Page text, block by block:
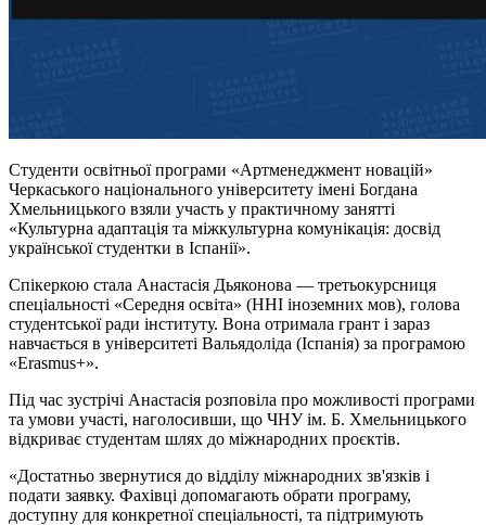
Студенти освітньої програми «Артменеджмент новацій»
Черкаського національного університету імені Богдана
Хмельницького взяли участь у практичному занятті
«Культурна адаптація та міжкультурна комунікація: досвід
української студентки в Іспанії».
Спікеркою стала Анастасія Дьяконова — третьокурсниця
спеціальності «Середня освіта» (ННІ іноземних мов), голова
студентської ради інституту. Вона отримала грант і зараз
навчається в університеті Вальядоліда (Іспанія) за програмою
«Erasmus+».
Під час зустрічі Анастасія розповіла про можливості програми
та умови участі, наголосивши, що ЧНУ ім. Б. Хмельницького
відкриває студентам шлях до міжнародних проєктів.
«Достатньо звернутися до відділу міжнародних зв'язків і
подати заявку. Фахівці допомагають обрати програму,
доступну для конкретної спеціальності, та підтримують